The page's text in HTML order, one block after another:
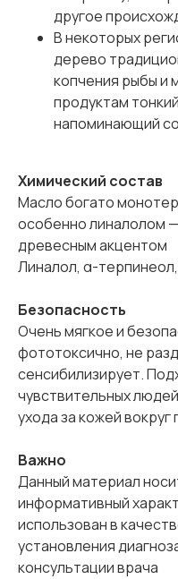
другое
В некоторых
дерево
копчения рыбы и
продуктам
напоминающий
Химический состав
Масло богато
особенно линалолом
древесным акцентом
Линалол, α-
Безопасность
Очень мягкое и
фототоксично, не
сенсибилизирует.
чувствительных
ухода за кожей вокруг
Важно
Данный материал
информативный
использован в
установления
консультации врача